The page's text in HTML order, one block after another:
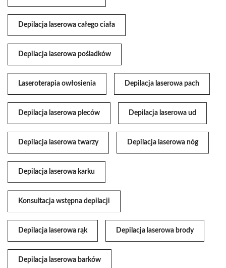
Depilacja laserowa całego ciała
Depilacja laserowa pośladków
Laseroterapia owłosienia Depilacja laserowa pach
Depilacja laserowa pleców Depilacja laserowa ud
Depilacja laserowa twarzy Depilacja laserowa nóg
Depilacja laserowa karku
Konsultacja wstępna depilacji
Depilacja laserowa rąk Depilacja laserowa brody
Depilacja laserowa barków